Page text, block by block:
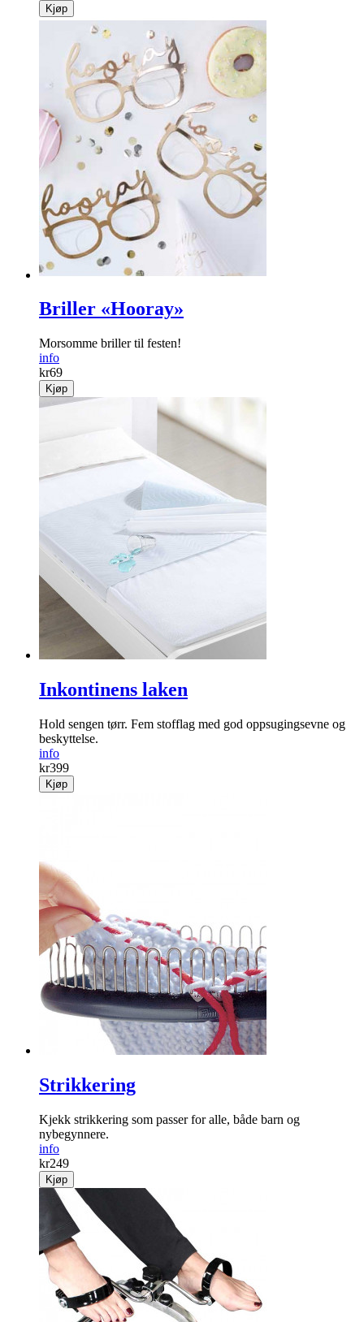
Kjøp
Briller «Hooray»
Morsomme briller til festen!
info
kr69
Kjøp
Inkontinens laken
Hold sengen tørr. Fem stoff­lag med god oppsugings­evne og
beskyttelse.
info
kr399
Kjøp
Strikkering
Kjekk strikkering som passer for alle, både barn og
nybegynnere.
info
kr249
Kjøp